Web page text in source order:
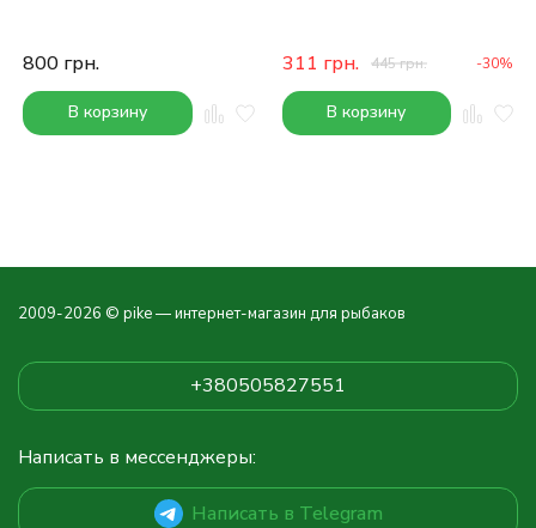
800 грн.
В корзину
311 грн. 445грн. -30%
В корзину
2009-2026 © pike — интернет-магазин для рыбаков
+380505827551
Написать в мессенджеры:
Написать в Telegram